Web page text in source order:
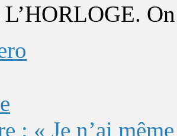
: « Je n’ai